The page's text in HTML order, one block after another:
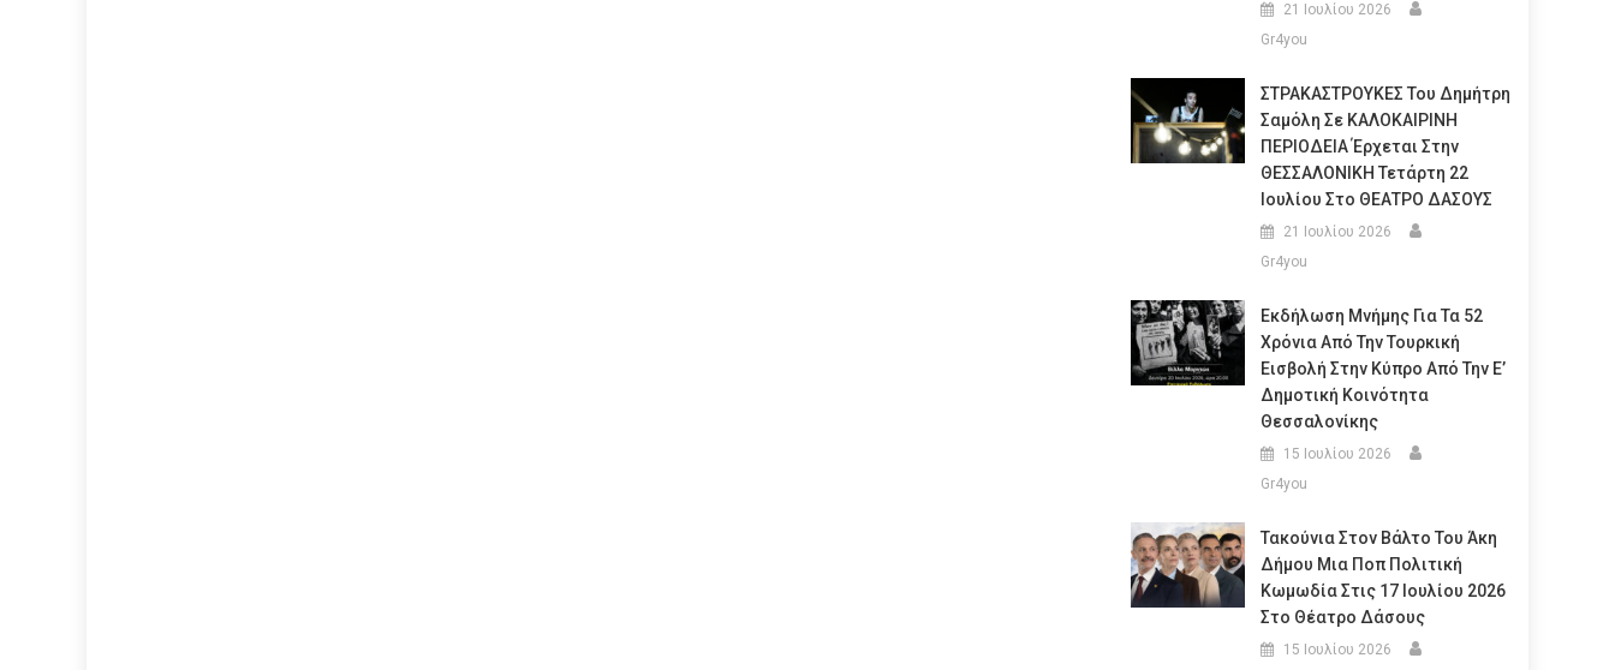
21 Ιουλίου 2026
Gr4you
ΣΤΡΑΚΑΣΤΡΟΥΚΕΣ Του Δημήτρη
Σαμόλη Σε ΚΑΛΟΚΑΙΡΙΝΗ
ΠΕΡΙΟΔΕΙΑ Έρχεται Στην
ΘΕΣΣΑΛΟΝΙΚΗ Τετάρτη 22
Ιουλίου Στο ΘΕΑΤΡΟ ΔΑΣΟΥΣ
21 Ιουλίου 2026
Gr4you
Εκδήλωση Μνήμης Για Τα 52
Χρόνια Από Την Τουρκική
Εισβολή Στην Κύπρο Από Την Ε’
Δημοτική Κοινότητα
Θεσσαλονίκης
15 Ιουλίου 2026
Gr4you
Τακούνια Στον Βάλτο Του Άκη
Δήμου Μια Ποπ Πολιτική
Κωμωδία Στις 17 Ιουλίου 2026
Στο Θέατρο Δάσους
15 Ιουλίου 2026